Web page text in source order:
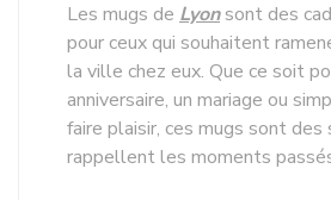
Les mugs de Lyonsont des
pour ceux qui souhaitent
la ville chez eux. Que ce soit
anniversaire, un mariage ou
faire plaisir, ces mugs sont des
rappellent les moments